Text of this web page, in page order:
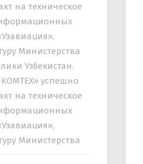
на техническое
Министерства
Узбекистан.
успешно
на техническое
Министерства